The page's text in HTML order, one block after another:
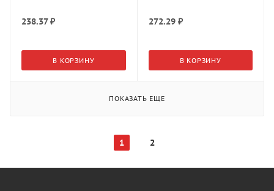
238.37₽
В КОРЗИНУ
272.29₽
В КОРЗИНУ
ПОКАЗАТЬ ЕЩЕ
1 2